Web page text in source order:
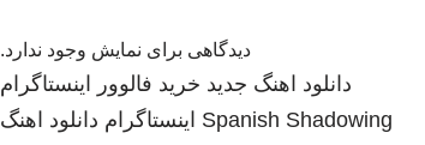
دیدگاهی برای نمایش وجود ندارد.
دانلود اهنگ جدید خرید فالوور اینستاگرام
Spanish Shadowing اینستاگرام دانلود اهنگ